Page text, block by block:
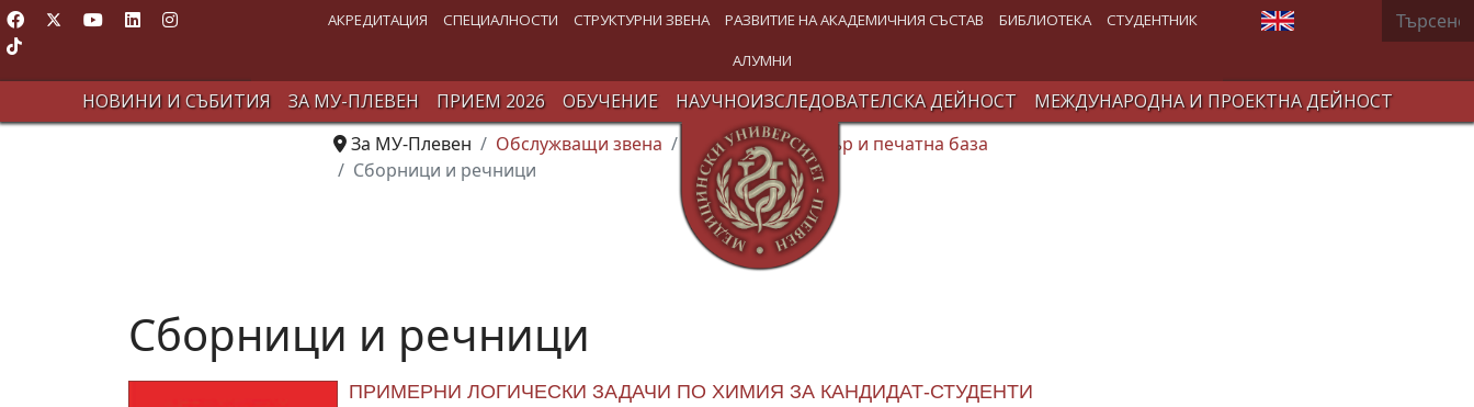
АКРЕДИТАЦИЯ СПЕЦИАЛНОСТИ СТРУКТУРНИ ЗВЕНА РАЗВИТИЕ НА АКАДЕМИЧНИЯ СЪСТАВ БИБЛИОТЕКА СТУДЕНТНИК
АЛУМНИ
Изберете език Търсене
НОВИНИ И СЪБИТИЯ ЗА МУ-ПЛЕВЕН ПРИЕМ 2026 ОБУЧЕНИЕ НАУЧНОИЗСЛЕДОВАТЕЛСКА ДЕЙНОСТ
МЕЖДУНАРОДНА И ПРОЕКТНА ДЕЙНОСТ
За МУ-Плевен
Обслужващи звена
Издателски център и печатна база
Сборници и речници
Сборници и речници
ПРИМЕРНИ ЛОГИЧЕСКИ ЗАДАЧИ ПО ХИМИЯ ЗА КАНДИДАТ-СТУДЕНТИ